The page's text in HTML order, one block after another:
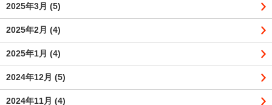
2025年3月 (5)
2025年2月 (4)
2025年1月 (4)
2024年12月 (5)
2024年11月 (4)